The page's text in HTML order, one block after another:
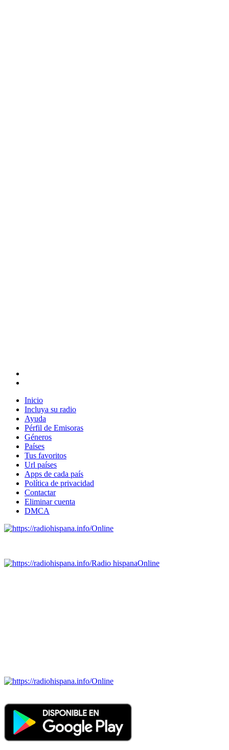
Inicio
Incluya su radio
Ayuda
Pérfil de Emisoras
Géneros
Países
Tus favoritos
Url países
Apps de cada país
Política de privacidad
Contactar
Eliminar cuenta
DMCA
Online
Radio hispanaOnline
Online